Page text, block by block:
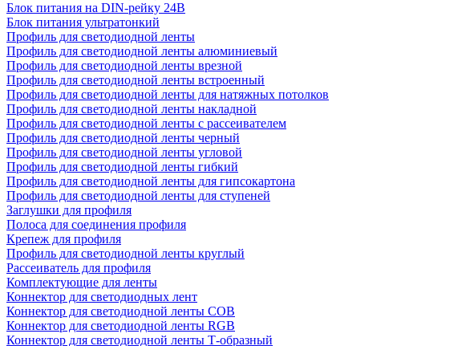
Блок питания на DIN-рейку 24В
Блок питания ультратонкий
Профиль для светодиодной ленты
Профиль для светодиодной ленты алюминиевый
Профиль для светодиодной ленты врезной
Профиль для светодиодной ленты встроенный
Профиль для светодиодной ленты для натяжных потолков
Профиль для светодиодной ленты накладной
Профиль для светодиодной ленты с рассеивателем
Профиль для светодиодной ленты черный
Профиль для светодиодной ленты угловой
Профиль для светодиодной ленты гибкий
Профиль для светодиодной ленты для гипсокартона
Профиль для светодиодной ленты для ступеней
Заглушки для профиля
Полоса для соединения профиля
Крепеж для профиля
Профиль для светодиодной ленты круглый
Рассеиватель для профиля
Комплектующие для ленты
Коннектор для светодиодных лент
Коннектор для светодиодной ленты COB
Коннектор для светодиодной ленты RGB
Коннектор для светодиодной ленты Т-образный